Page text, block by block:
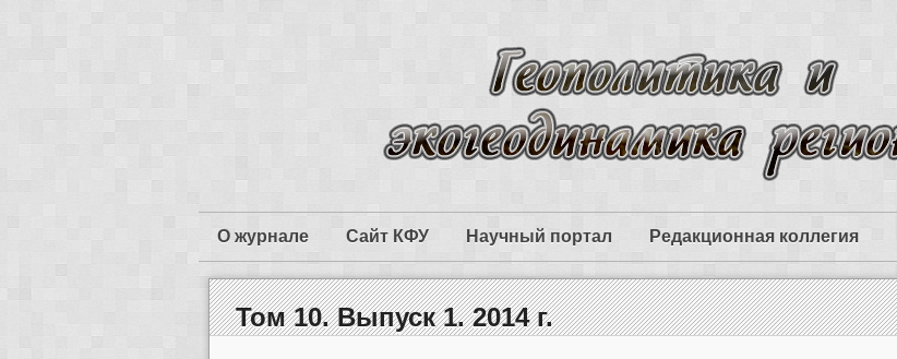
О журнале Сайт КФУ Научный портал Редакционная коллегия
Том 10. Выпуск 1. 2014 г.